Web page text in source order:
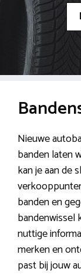
Nieuwe
banden laten
kan je aan de
banden en
bandenwissel
nuttige
merken en
past bij jouw